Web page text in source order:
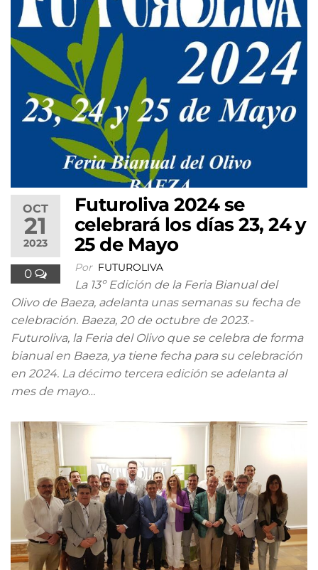
OCT
21
2023
0
Futuroliva 2024 se
celebrará los días 23, 24 y
25 de Mayo
Por FUTUROLIVA
La 13º Edición de la Feria Bianual del
Olivo de Baeza, adelanta unas semanas su fecha de
celebración. Baeza, 20 de octubre de 2023.-
Futuroliva, la Feria del Olivo que se celebra de forma
bianual en Baeza, ya tiene fecha para su celebración
en 2024. La décimo tercera edición se adelanta al
mes de mayo…